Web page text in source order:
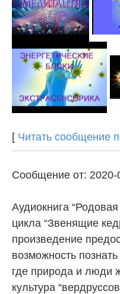
[ Читать сообщение
Сообщение от: 2020-
Аудиокнига
цикла “Звенящие
произведение
возможность
где природа и люди
культура